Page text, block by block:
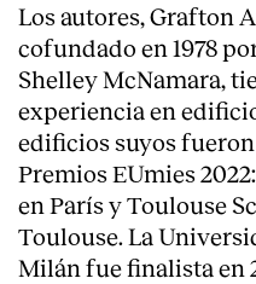
Los autores, Grafton
cofundado en 1978
Shelley McNamara,
experiencia en
edificios suyos
Premios EUmies
en París y Toulouse
Toulouse. La
Milán fue finalista en